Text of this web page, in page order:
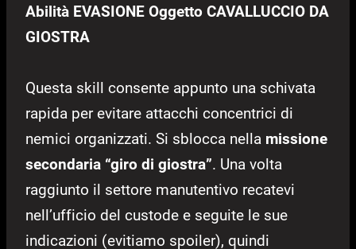
Abilità EVASIONE Oggetto CAVALLUCCIO DA
GIOSTRA
Questa skill consente appunto una schivata
rapida per evitare attacchi concentrici di
nemici organizzati. Si sblocca nella missione
secondaria “giro di giostra”. Una volta
raggiunto il settore manutentivo recatevi
nell’ufficio del custode e seguite le sue
indicazioni (evitiamo spoiler), quindi